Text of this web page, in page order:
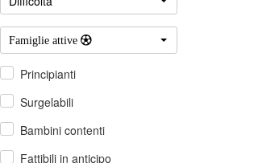
Famiglie attive 
Principianti
Surgelabili
Bambini contenti
Fattibili in anticipo